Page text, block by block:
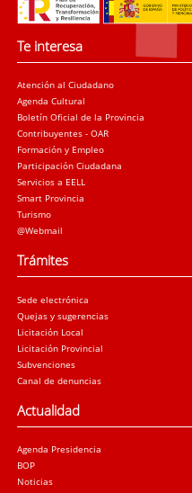
Te interesa
Atención al Ciudadano
Agenda Cultural
Boletín Oficial de la Provincia
Contribuyentes - OAR
Formación y Empleo
Participación Ciudadana
Servicios a EELL
Smart Provincia
Turismo
@Webmail
Trámites
Sede electrónica
Quejas y sugerencias
Licitación Local
Licitación Provincial
Subvenciones
Canal de denuncias
Actualidad
Agenda Presidencia
BOP
Noticias